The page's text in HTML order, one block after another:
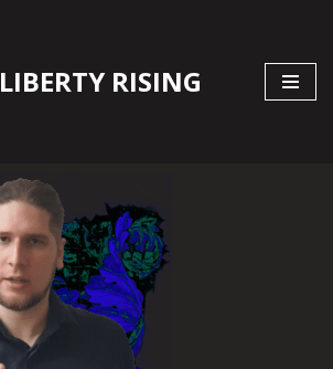
LIBERTY RISING